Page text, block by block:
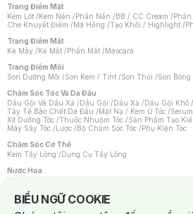
Trang Điểm Mặt
Kem Lót /Kem Nền /Phấn Nền /BB / CC Cream /
Che Khuyết Điểm /Má Hồng /Tạo Khối / Highlight /
Trang Điểm Mắt
Kẻ Mày /Kẻ Mắt /Phấn Mắt /Mascara
Trang Điểm Môi
Son Dưỡng Môi /Son Kem / Tint /Son Thỏi /Son Bóng
Chăm Sóc Tóc Và Da Đầu
Dầu Gội Và Dầu Xả /Dầu Gội /Dầu Xả /Dầu Gội Khô /
Tẩy Tế Bào Chết Da Đầu /Mặt Nạ / Kem Ủ Tóc /
Xịt Dưỡng Tóc /Thuốc Nhuộm Tóc /Sản Phẩm Tạo
Máy Sấy Tóc /Lược /Bộ Chăm Sóc Tóc /Phụ Kiện Tóc
Chăm Sóc Cơ Thể
Kem Tẩy Lông /Dụng Cụ Tẩy Lông
Nước Hoa
Nước Hoa Nữ
Chăm Sóc Cá Nhân
BIỂU NGỮ COOKIE
Notice about cookies usage